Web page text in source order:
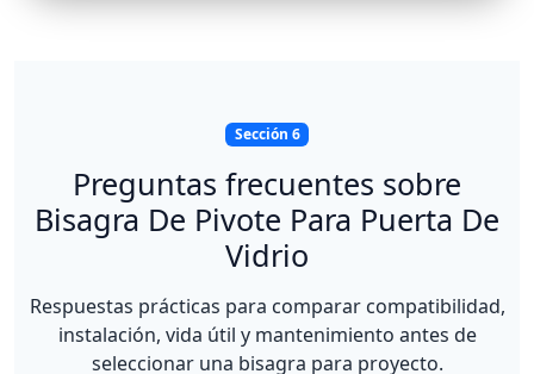
Sección 6
Preguntas frecuentes sobre
Bisagra De Pivote Para Puerta De
Vidrio
Respuestas prácticas para comparar compatibilidad,
instalación, vida útil y mantenimiento antes de
seleccionar una bisagra para proyecto.